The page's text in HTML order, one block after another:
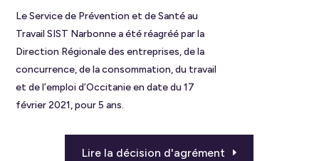
Le Service de Prévention et de Santé au
Travail SIST Narbonne a été réagréé par la
Direction Régionale des entreprises, de la
concurrence, de la consommation, du travail
et de l’emploi d’Occitanie en date du 17
février 2021, pour 5 ans.
Lire la décision d'agrément